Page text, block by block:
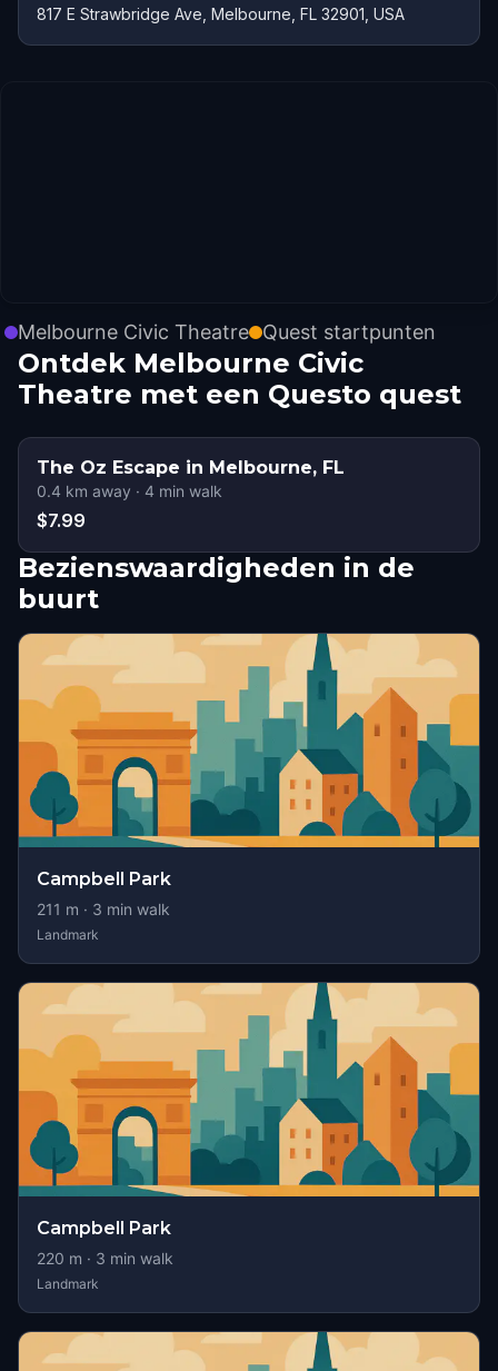
817 E Strawbridge Ave, Melbourne, FL 32901, USA
Melbourne Civic Theatre Quest startpunten
Ontdek Melbourne Civic
Theatre met een Questo quest
The Oz Escape in Melbourne, FL
0.4 km away · 4 min walk
$7.99
Bezienswaardigheden in de
buurt
Campbell Park
211 m · 3 min walk
Landmark
Campbell Park
220 m · 3 min walk
Landmark